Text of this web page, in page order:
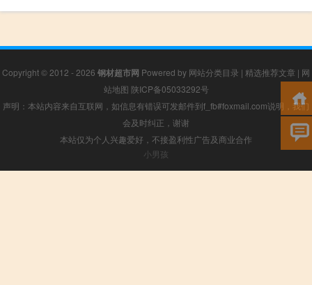
Copyright © 2012 - 2026 钢材超市网 Powered by 网站分类目录 | 精选推荐文章 | 网
站地图 陕ICP备05033292号
声明：本站内容来自互联网，如信息有错误可发邮件到f_fb#foxmail.com说明，我们
会及时纠正，谢谢
本站仅为个人兴趣爱好，不接盈利性广告及商业合作
小男孩